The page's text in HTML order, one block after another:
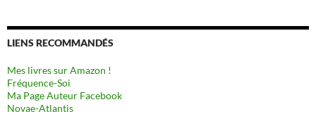
LIENS RECOMMANDÉS
Mes livres sur Amazon !
Fréquence-Soi
Ma Page Auteur Facebook
Novae-Atlantis